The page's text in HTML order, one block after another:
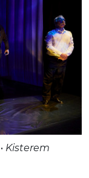
• Kisterem